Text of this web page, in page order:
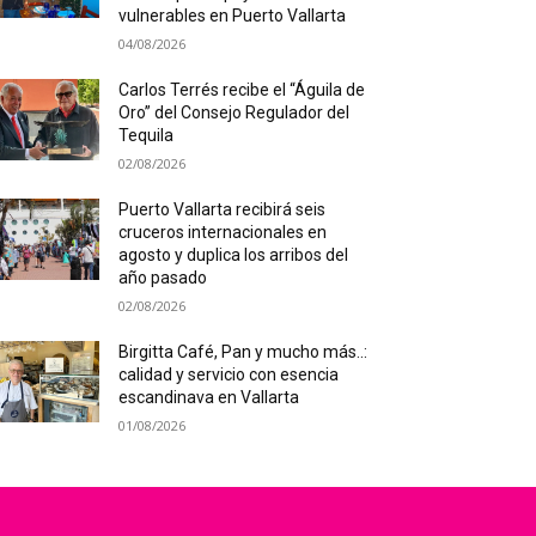
vulnerables en Puerto Vallarta
04/08/2026
Carlos Terrés recibe el “Águila de
Oro” del Consejo Regulador del
Tequila
02/08/2026
Puerto Vallarta recibirá seis
cruceros internacionales en
agosto y duplica los arribos del
año pasado
02/08/2026
Birgitta Café, Pan y mucho más..:
calidad y servicio con esencia
escandinava en Vallarta
01/08/2026